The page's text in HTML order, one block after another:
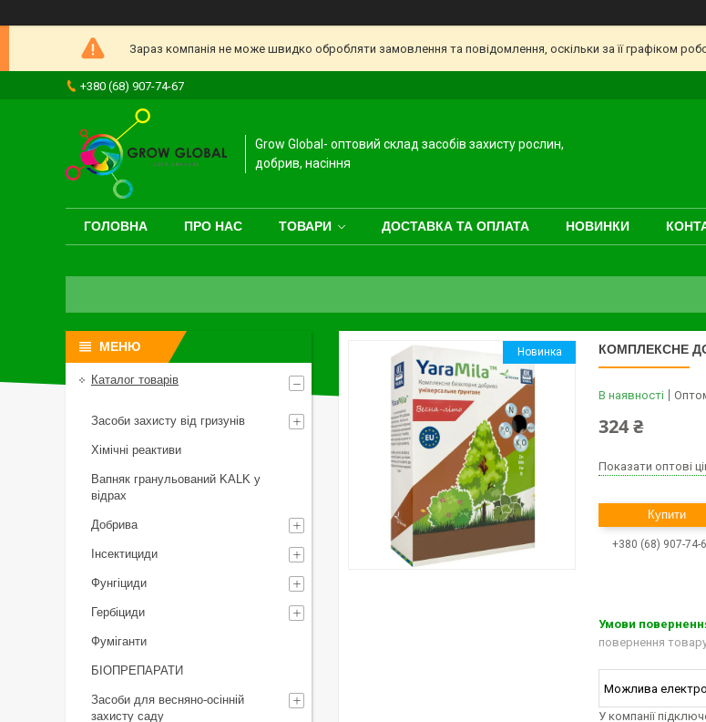
Зараз компанія не може швидко обробляти замовлення та повідомлення, оскільки за її графіком
+380 (68) 907-74-67
Grow Global- оптовий склад засобів захисту рослин,
добрив, насіння
ГОЛОВНА ПРО НАС ТОВАРИ ДОСТАВКА ТА ОПЛАТА НОВИНКИ
Новинка КОМПЛЕКСНЕ
В наявності
324 ₴
Показати оптові
Купити
+380 (68) 907-74-
повернення
У компанії
Каталог товарів
Засоби захисту від гризунів
Хімічні реактиви
Вапняк гранульований KALK у
відрах
Добрива
Інсектициди
Фунгіциди
Гербіциди
Фуміганти
БІОПРЕПАРАТИ
Засоби для весняно-осінній
захисту саду